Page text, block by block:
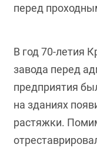
перед
В год 70-летия
завода перед
предприятия
на зданиях
растяжки.